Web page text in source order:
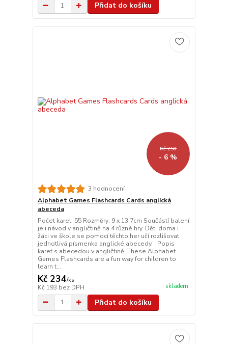
Přidat do košíku
Kč 250
- 6 %
3 hodnocení
Alphabet Games Flashcards Cards anglická
abeceda
Počet karet: 55 Rozměry: 9 x 13,7cm Součástí balení
je i návod v angličtině na 4 různé hry. Děti doma i
žáci ve škole se pomocí těchto her učí rozlišovat
jednotlivá písmenka anglické abecedy. Popis
karet s abecedou v angličtině: These Alphabet
Games Flashcards are a fun way for children to
learn t...
Kč 234/ks
Kč 193 bez DPH skladem
Přidat do košíku